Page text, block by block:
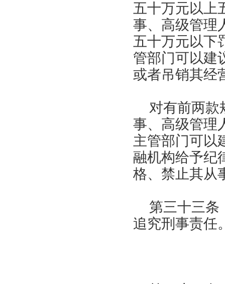
五十万元以上
事、高级管理
五十万元以下
管部门可以建
或者吊销其经
对有前两款
事、高级管理
主管部门可以
融机构给予纪
格、禁止其从
第三十三
追究刑事责任